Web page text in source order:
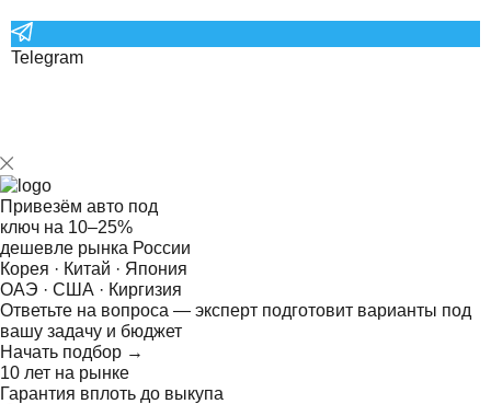
Telegram
Привезём авто под
ключ на 10–25%
дешевле рынка России
Корея · Китай · Япония
ОАЭ · США · Киргизия
Ответьте на вопроса — эксперт подготовит варианты под
вашу задачу и бюджет
Начать подбор →
10 лет на рынке
Гарантия вплоть до выкупа